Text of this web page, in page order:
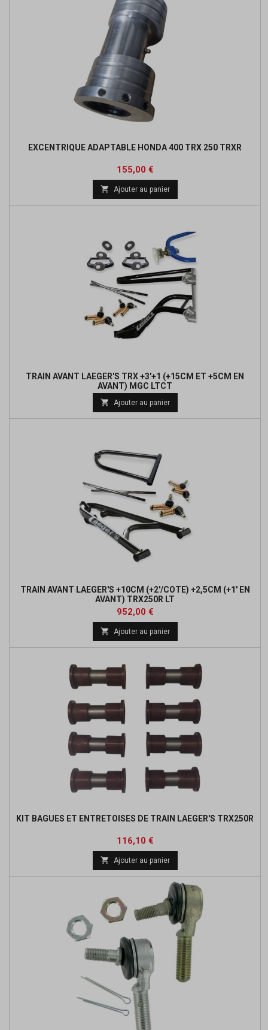
EXCENTRIQUE ADAPTABLE HONDA 400 TRX 250 TRXR
Prix
155,00 €
 Ajouter au panier
TRAIN AVANT LAEGER'S TRX +3'+1 (+15CM ET +5CM EN
AVANT) MGC LTCT
de
 Ajouter au panier
TRAIN AVANT LAEGER'S +10CM (+2'/COTE) +2,5CM (+1' EN
AVANT) TRX250R LT
Prix
952,00 €Prix
de
base
 Ajouter au panier
KIT BAGUES ET ENTRETOISES DE TRAIN LAEGER'S TRX250R
Prix
116,10 €Prix
de
base
 Ajouter au panier